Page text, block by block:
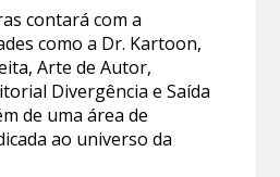
contará com a
como a Dr. Kartoon,
Arte de Autor,
Divergência e Saída
de uma área de
ao universo da